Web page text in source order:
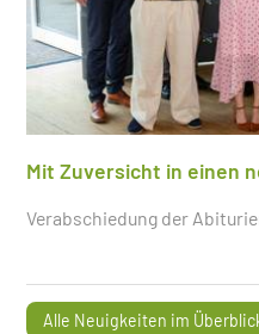
Mit Zuversicht in einen
Verabschiedung der
Alle Neuigkeiten im